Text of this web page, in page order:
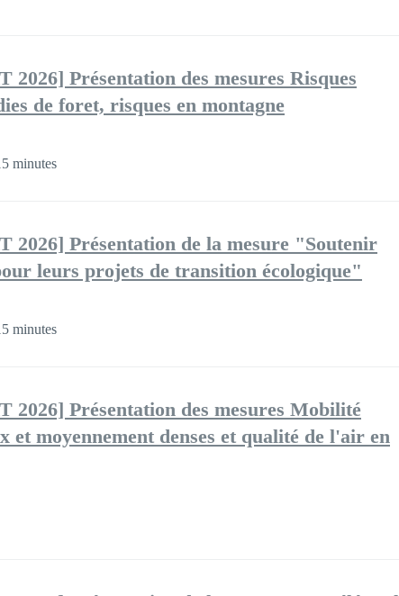
Présentation des mesures Risques
de foret, risques en montagne
minutes
Présentation de la mesure "Soutenir
leurs projets de transition écologique"
minutes
Présentation des mesures Mobilité
moyennement denses et qualité de l'air en